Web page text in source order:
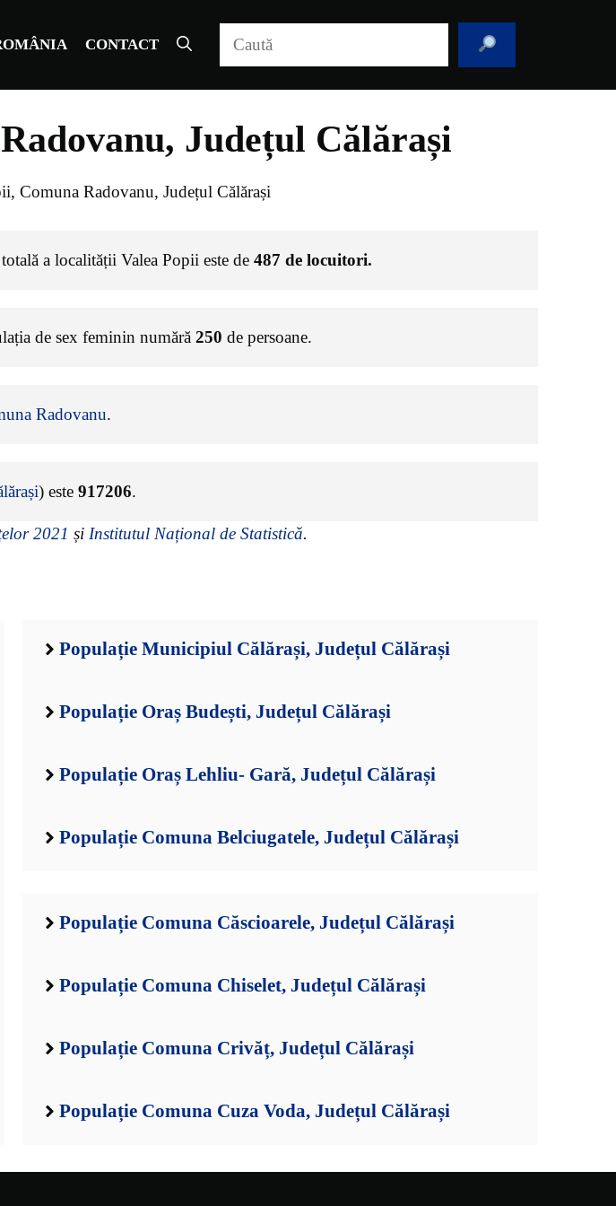
CONTACT
Județul Călărași
Comuna Radovanu, Județul Călărași
a localității Valea Popii este de 487 de locuitori.
de sex feminin numără 250 de persoane.
Radovanu.
) este 917206.
2021 și Institutul Național de Statistică.
Populație Municipiul Călărași, Județul Călărași
Populație Oraș Budești, Județul Călărași
Populație Oraș Lehliu- Gară, Județul Călărași
Populație Comuna Belciugatele, Județul Călărași
Populație Comuna Căscioarele, Județul Călărași
Populație Comuna Chiselet, Județul Călărași
Populație Comuna Crivăț, Județul Călărași
Populație Comuna Cuza Voda, Județul Călărași